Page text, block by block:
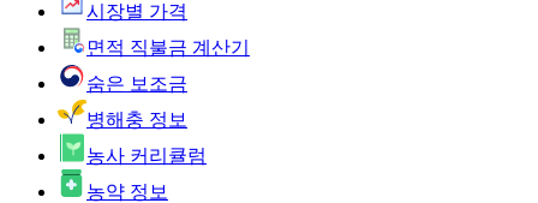
시장별 가격
면적 직불금 계산기
숨은 보조금
병해충 정보
농사 커리큘럼
농약 정보